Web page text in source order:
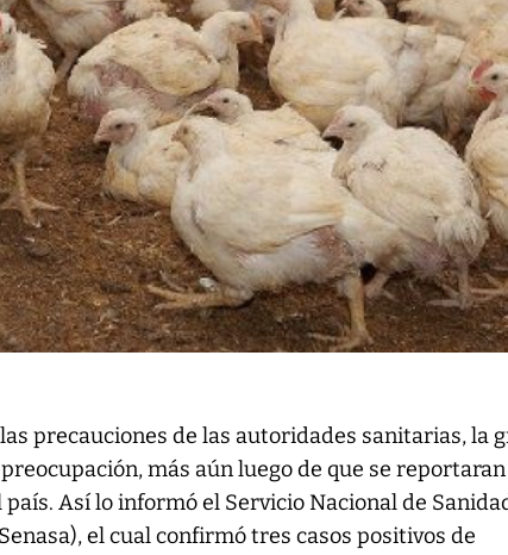
precauciones de las autoridades sanitarias, la
más aún luego de que se reportaran
país. Así lo informó el Servicio Nacional de
el cual confirmó tres casos positivos de